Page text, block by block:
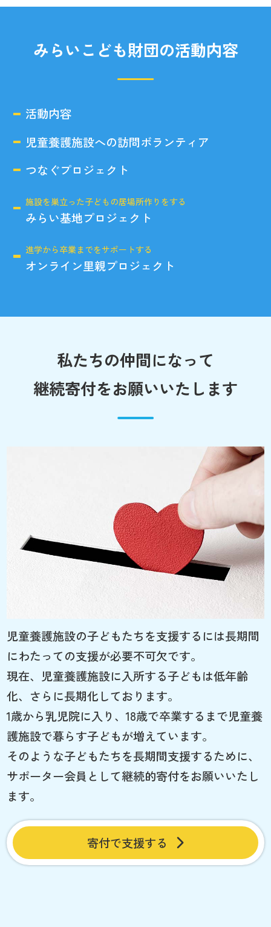
みらいこども財団の活動内容
活動内容
児童養護施設への訪問ボランティア
つなぐプロジェクト
施設を巣立った子どもの居場所作りをする
みらい基地プロジェクト
進学から卒業までをサポートする
オンライン里親プロジェクト
私たちの仲間になって
継続寄付をお願いいたします
児童養護施設の子どもたちを支援するには長期間
にわたっての支援が必要不可欠です。
現在、児童養護施設に入所する子どもは低年齢
化、さらに長期化しております。
1歳から乳児院に入り、18歳で卒業するまで児童養
護施設で暮らす子どもが増えています。
そのような子どもたちを長期間支援するために、
サポーター会員として継続的寄付をお願いいたし
ます。
寄付で支援する